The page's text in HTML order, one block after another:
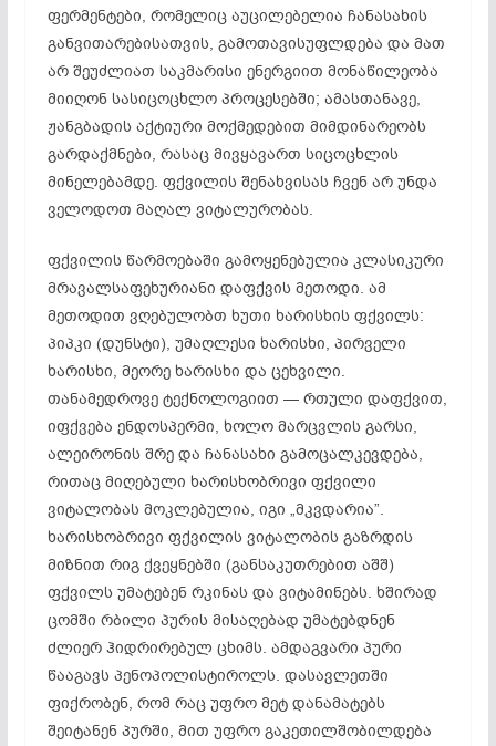
ფერმენტები, რომელიც აუცილებელია ჩანასახის
განვითარებისათვის, გამოთავისუფლდება და მათ
არ შეუძლიათ საკმარისი ენერგიით მონაწილეობა
მიიღონ სასიცოცხლო პროცესებში; ამასთანავე,
ჟანგბადის აქტიური მოქმედებით მიმდინარეობს
გარდაქმნები, რასაც მივყავართ სიცოცხლის
მინელებამდე. ფქვილის შენახვისას ჩვენ არ უნდა
ველოდოთ მაღალ ვიტალურობას.
ფქვილის წარმოებაში გამოყენებულია კლასიკური
მრავალსაფეხურიანი დაფქვის მეთოდი. ამ
მეთოდით ვღებულობთ ხუთი ხარისხის ფქვილს:
პიპკი (დუნსტი), უმაღლესი ხარისხი, პირველი
ხარისხი, მეორე ხარისხი და ცეხვილი.
თანამედროვე ტექნოლოგიით — რთული დაფქვით,
იფქვება ენდოსპერმი, ხოლო მარცვლის გარსი,
ალეირონის შრე და ჩანასახი გამოცალკევდება,
რითაც მიღებული ხარისხობრივი ფქვილი
ვიტალობას მოკლებულია, იგი „მკვდარია”.
ხარისხობრივი ფქვილის ვიტალობის გაზრდის
მიზნით რიგ ქვეყნებში (განსაკუთრებით აშშ)
ფქვილს უმატებენ რკინას და ვიტამინებს. ხშირად
ცომში რბილი პურის მისაღებად უმატებდნენ
ძლიერ ჰიდრირებულ ცხიმს. ამდაგვარი პური
წააგავს პენოპოლისტიროლს. დასავლეთში
ფიქრობენ, რომ რაც უფრო მეტ დანამატებს
შეიტანენ პურში, მით უფრო გაკეთილშობილდება